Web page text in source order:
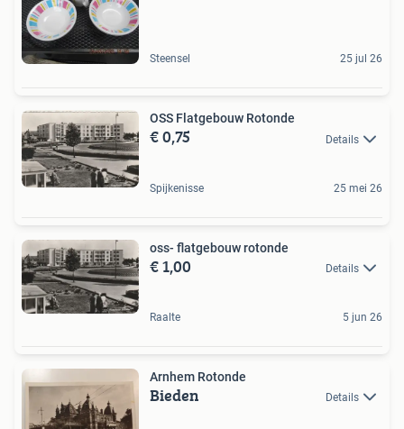
Steensel 25 jul 26
OSS Flatgebouw Rotonde
€ 0,75 Details
Spijkenisse 25 mei 26
oss- flatgebouw rotonde
€ 1,00 Details
Raalte 5 jun 26
Arnhem Rotonde
Bieden Details